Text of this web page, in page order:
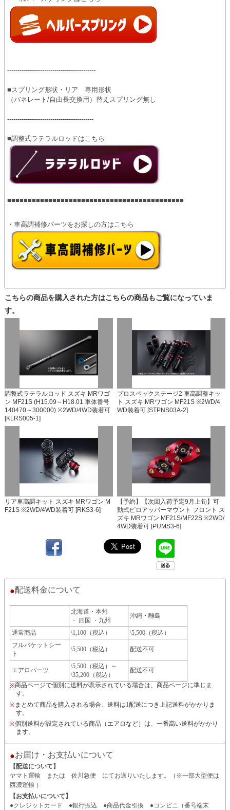
-------------------------------------------
■スプリング形状・リア　専用形状
（バネレート/自由長交換用）替えスプリング無し
------------------------------------------
■■■■■■■■■■■■■■■■■■■■■■■■■■■■■■■■■■■■■■■■■■■
・車高調補修パーツをお探しの方はこちら
こちらの商品を購入された方はこちらの商品もご覧になっていま
す。
調整式ラテラルロッド スズキ MRワゴ
ン MF21S (H15.09～H18.01 車体番号
140470～300000) ※2WD/4WD装着可
[KLRS005-1]
プロスペックステージ2 車高調整キッ
ト スズキ MRワゴン MF21S ※2WD/4
WD装着可 [STPNS03A-2]
リア車高調キット スズキ MRワゴン M
F21S ※2WD/4WD装着可 [RKS3-6]
【予約】【次回入荷予定9月上旬】可
動式ピロアッパーマウント フロント ス
ズキ MRワゴン MF21S/MF22S ※2WD/
4WD装着可 [PUMS3-6]
●配送料金について
北海道・本州
・ 四国 ・九州
沖縄・離島
通常商品 \1,100（税込）
\5,500（税込）
フルバケットシー
ト
\5,500（税込） 配送不可
エアロパーツ
\5,500（税込）～
\35,200（税込）
配送不可
※商品ページで個別に送料が表示されている場合は、商品ページに準じま
す。
※まとめて商品を購入される場合、送料は1配送につき上記送料がかかりま
す。
※個別送料が設定されている商品（エアロなど）は、一番高い送料がかかり
ます。
●お届け・お支払いについて
【配送について】
ヤマト運輸 または 佐川急便 にてお送りいたします。（※一部大型便は
西濃運輸 ）
【お支払いについて】
●クレジットカード ●銀行振込 ●商品代金引換 ●コンビニ（番号端末